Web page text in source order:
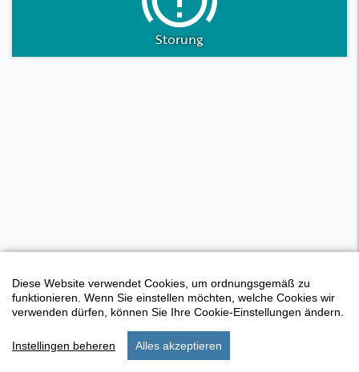
Storung
start aufenthalt einstellungen
Diese Website verwendet Cookies, um ordnungsgemäß zu
funktionieren. Wenn Sie einstellen möchten, welche Cookies wir
verwenden dürfen, können Sie Ihre Cookie-Einstellungen ändern.
Instellingen beheren Alles akzeptieren